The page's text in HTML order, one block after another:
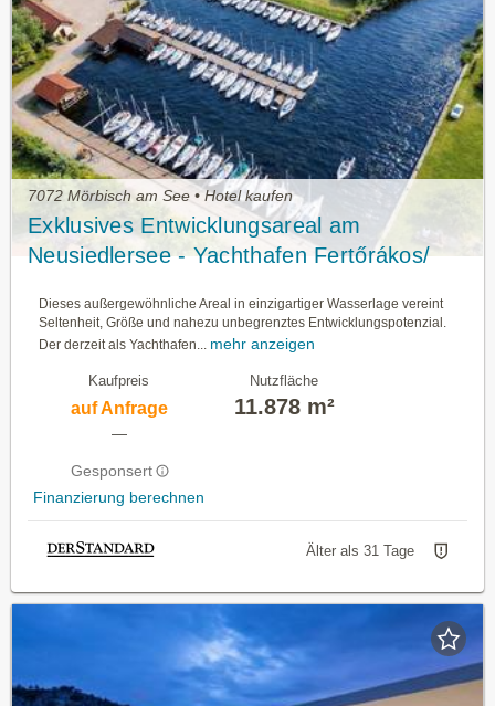
7072 Mörbisch am See • Hotel kaufen
Exklusives Entwicklungsareal am
Neusiedlersee - Yachthafen Fertőrákos/
Dieses außergewöhnliche Areal in einzigartiger Wasserlage vereint
Seltenheit, Größe und nahezu unbegrenztes Entwicklungspotenzial.
Der derzeit als Yachthafen... mehr anzeigen
Kaufpreis
auf Anfrage
—
Gesponsert
Finanzierung berechnen
Nutzfläche
11.878 m²
Älter als 31 Tage